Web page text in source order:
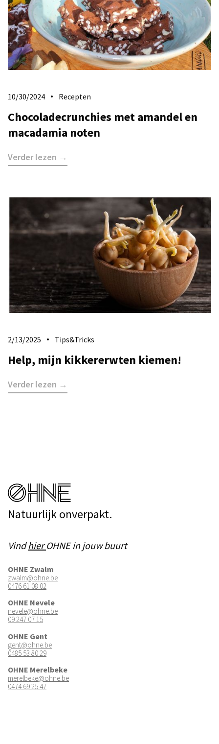
10/30/2024 Recepten
Chocoladecrunchies met amandel en
macadamia noten
Verder lezen →
2/13/2025 Tips&Tricks
Help, mijn kikkererwten kiemen!
Verder lezen →
Natuurlijk onverpakt.
VindhierOHNE in jouw buurt
OHNE Zwalm
zwalm@ohne.be
0476 61 08 02
OHNE Nevele
nevele@ohne.be
09 247 07 15
OHNE Gent
gent@ohne.be
0485 53 80 29
OHNE Merelbeke
merelbeke@ohne.be
0474 69 25 47